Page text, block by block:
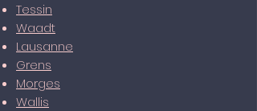
Tessin
Waadt
Lausanne
Grens
Morges
Wallis